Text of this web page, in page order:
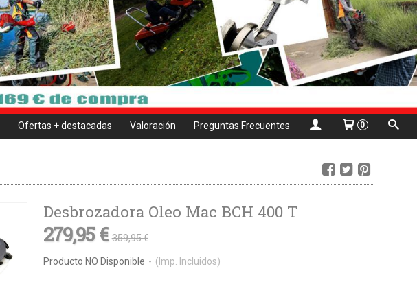
Ofertas + destacadas Valoración Preguntas Frecuentes 0
Desbrozadora Oleo Mac BCH 400 T
279,95 €359,95 €
Producto NO Disponible - (Imp. Incluidos)